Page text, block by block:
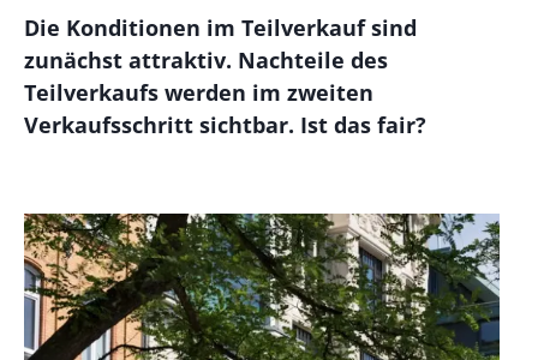
Die Konditionen im Teilverkauf sind
zunächst attraktiv. Nachteile des
Teilverkaufs werden im zweiten
Verkaufsschritt sichtbar. Ist das fair?